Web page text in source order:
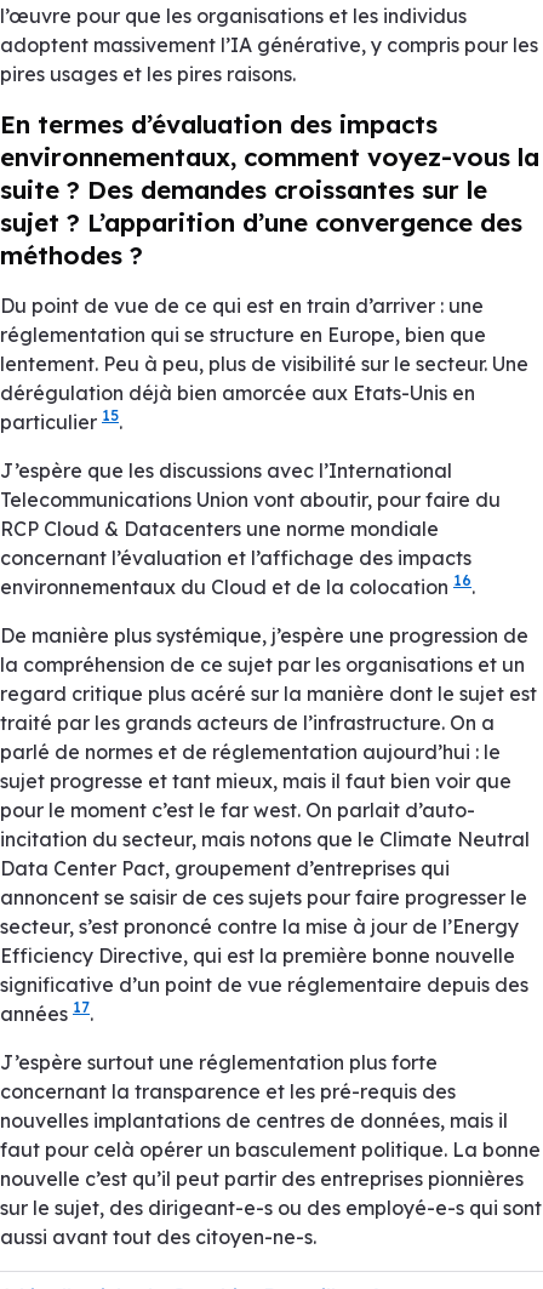
l’œuvre pour que les organisations et les individus
adoptent massivement l’IA générative, y compris pour les
pires usages et les pires raisons.
En termes d’évaluation des impacts
environnementaux, comment voyez-vous la
suite ? Des demandes croissantes sur le
sujet ? L’apparition d’une convergence des
méthodes ?
Du point de vue de ce qui est en train d’arriver : une
réglementation qui se structure en Europe, bien que
lentement. Peu à peu, plus de visibilité sur le secteur. Une
dérégulation déjà bien amorcée aux Etats-Unis en
particulier 15.
J’espère que les discussions avec l’International
Telecommunications Union vont aboutir, pour faire du
RCP Cloud & Datacenters une norme mondiale
concernant l’évaluation et l’affichage des impacts
environnementaux du Cloud et de la colocation 16.
De manière plus systémique, j’espère une progression de
la compréhension de ce sujet par les organisations et un
regard critique plus acéré sur la manière dont le sujet est
traité par les grands acteurs de l’infrastructure. On a
parlé de normes et de réglementation aujourd’hui : le
sujet progresse et tant mieux, mais il faut bien voir que
pour le moment c’est le far west. On parlait d’auto-
incitation du secteur, mais notons que le Climate Neutral
Data Center Pact, groupement d’entreprises qui
annoncent se saisir de ces sujets pour faire progresser le
secteur, s’est prononcé contre la mise à jour de l’Energy
Efficiency Directive, qui est la première bonne nouvelle
significative d’un point de vue réglementaire depuis des
années 17.
J’espère surtout une réglementation plus forte
concernant la transparence et les pré-requis des
nouvelles implantations de centres de données, mais il
faut pour celà opérer un basculement politique. La bonne
nouvelle c’est qu’il peut partir des entreprises pionnières
sur le sujet, des dirigeant-e-s ou des employé-e-s qui sont
aussi avant tout des citoyen-ne-s.